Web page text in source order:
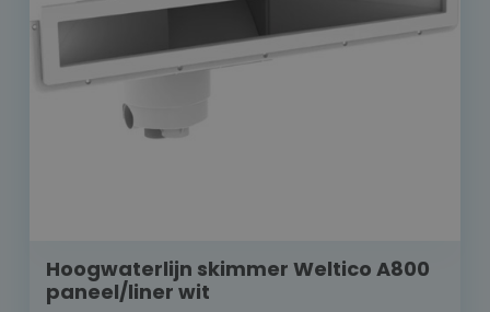
Hoogwaterlijn skimmer Weltico A800
paneel/liner wit